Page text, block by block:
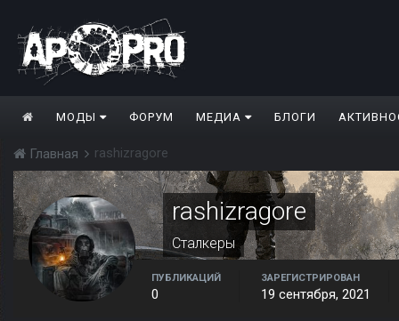
МОДЫ ФОРУМ МЕДИА БЛОГИ
Главная rashizragore
rashizragore
Сталкеры
ПУБЛИКАЦИЙ
0
ЗАРЕГИСТРИРОВАН
19 сентября, 2021